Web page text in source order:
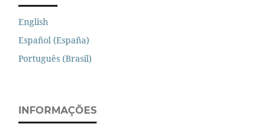
English
Español (España)
Português (Brasil)
INFORMAÇÕES